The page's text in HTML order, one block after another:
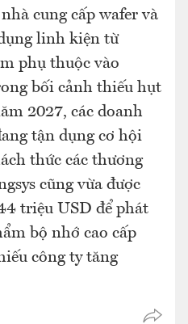
cung cấp wafer và
linh kiện từ
phụ thuộc vào
bối cảnh thiếu hụt
2027, các doanh
tận dụng cơ hội
thức các thương
cũng vừa được
triệu USD để phát
bộ nhớ cao cấp
công ty tăng